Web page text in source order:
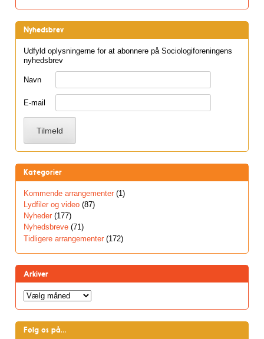
Nyhedsbrev
Udfyld oplysningerne for at abonnere på Sociologiforeningens
nyhedsbrev
Navn
E-mail
Kategorier
Kommende arrangementer (1)
Lydfiler og video (87)
Nyheder (177)
Nyhedsbreve (71)
Tidligere arrangementer (172)
Arkiver
Arkiver
Følg os på…